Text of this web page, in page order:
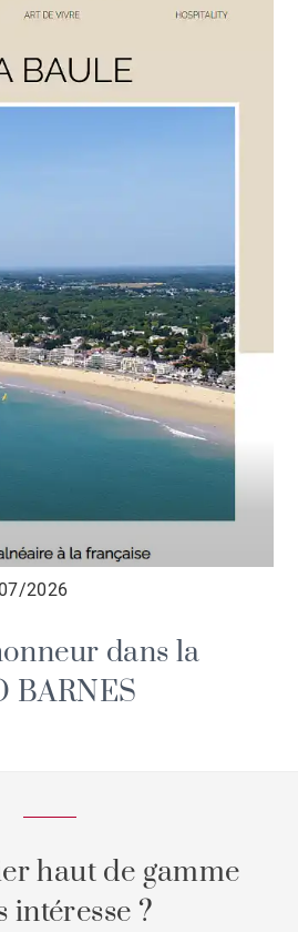
2026
dans la
BARNES
haut de gamme
intéresse ?